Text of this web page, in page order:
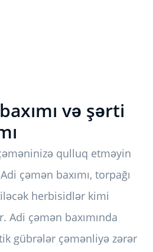
və şərti
qulluq etməyin
çəmən baxımı, torpağı
herbisidlər kimi
Adi çəmən baxımında
gübrələr çəmənliyə zərər